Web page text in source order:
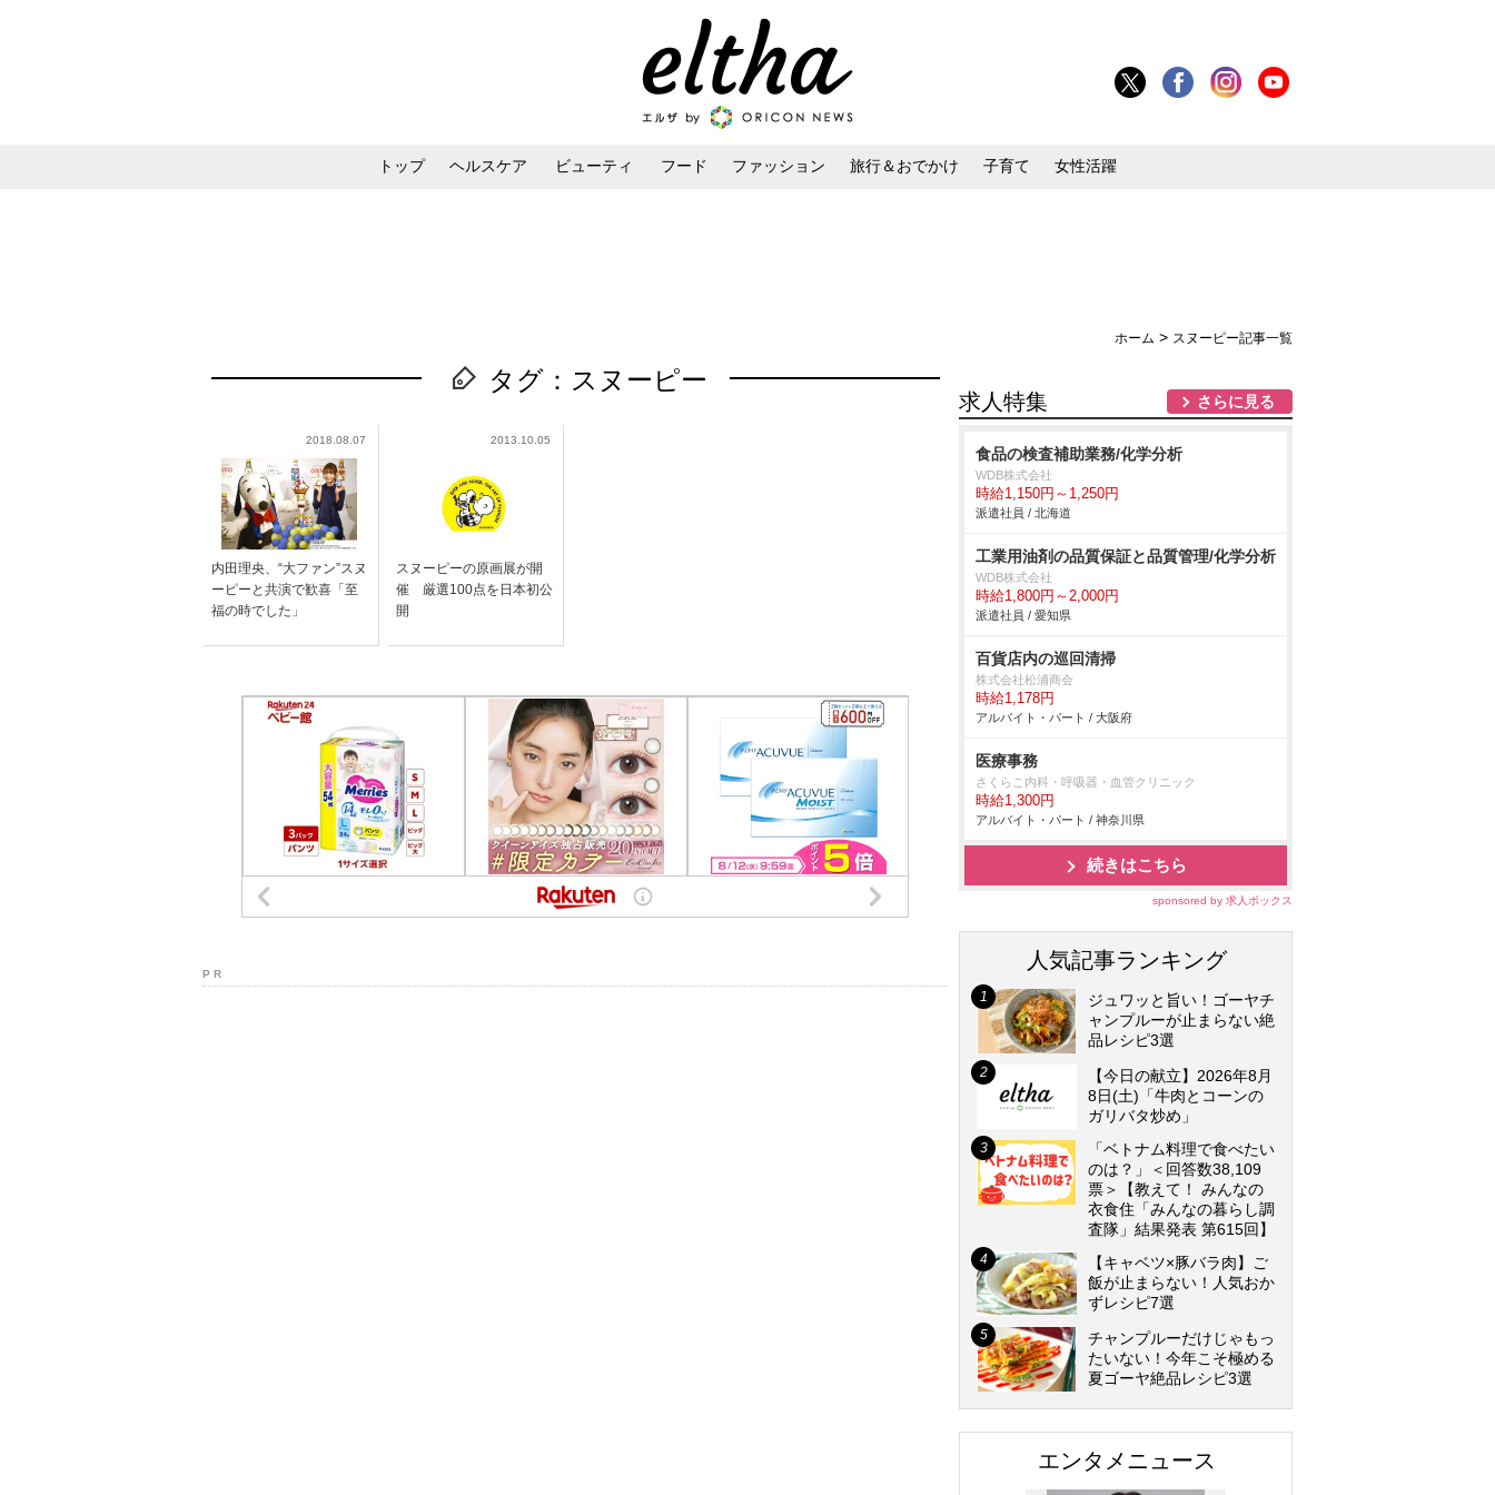
トップ ヘルスケア ビューティ フード ファッション 旅行＆おでかけ 子育て 女性活躍
ホーム > スヌーピー記事一覧
タグ：スヌーピー
2018.08.07
内田理央、“大ファン”スヌ
ーピーと共演で歓喜「至
福の時でした」
2013.10.05
スヌーピーの原画展が開
催 厳選100点を日本初公
開
P R
求人特集 さらに見る
食品の検査補助業務/化学分析
WDB株式会社
時給1,150円～1,250円
派遣社員 / 北海道
工業用油剤の品質保証と品質管理/化学分析
WDB株式会社
時給1,800円～2,000円
派遣社員 / 愛知県
百貨店内の巡回清掃
株式会社松浦商会
時給1,178円
アルバイト・パート / 大阪府
医療事務
さくらこ内科・呼吸器・血管クリニック
時給1,300円
アルバイト・パート / 神奈川県
続きはこちら
sponsored by 求人ボックス
人気記事ランキング
ジュワッと旨い！ゴーヤチ
ャンプルーが止まらない絶
品レシピ3選
【今日の献立】2026年8月
8日(土)「牛肉とコーンの
ガリバタ炒め」
「ベトナム料理で食べたい
のは？」＜回答数38,109
票＞【教えて！ みんなの
衣食住「みんなの暮らし調
査隊」結果発表 第615回】
【キャベツ×豚バラ肉】ご
飯が止まらない！人気おか
ずレシピ7選
チャンプルーだけじゃもっ
たいない！今年こそ極める
夏ゴーヤ絶品レシピ3選
エンタメニュース